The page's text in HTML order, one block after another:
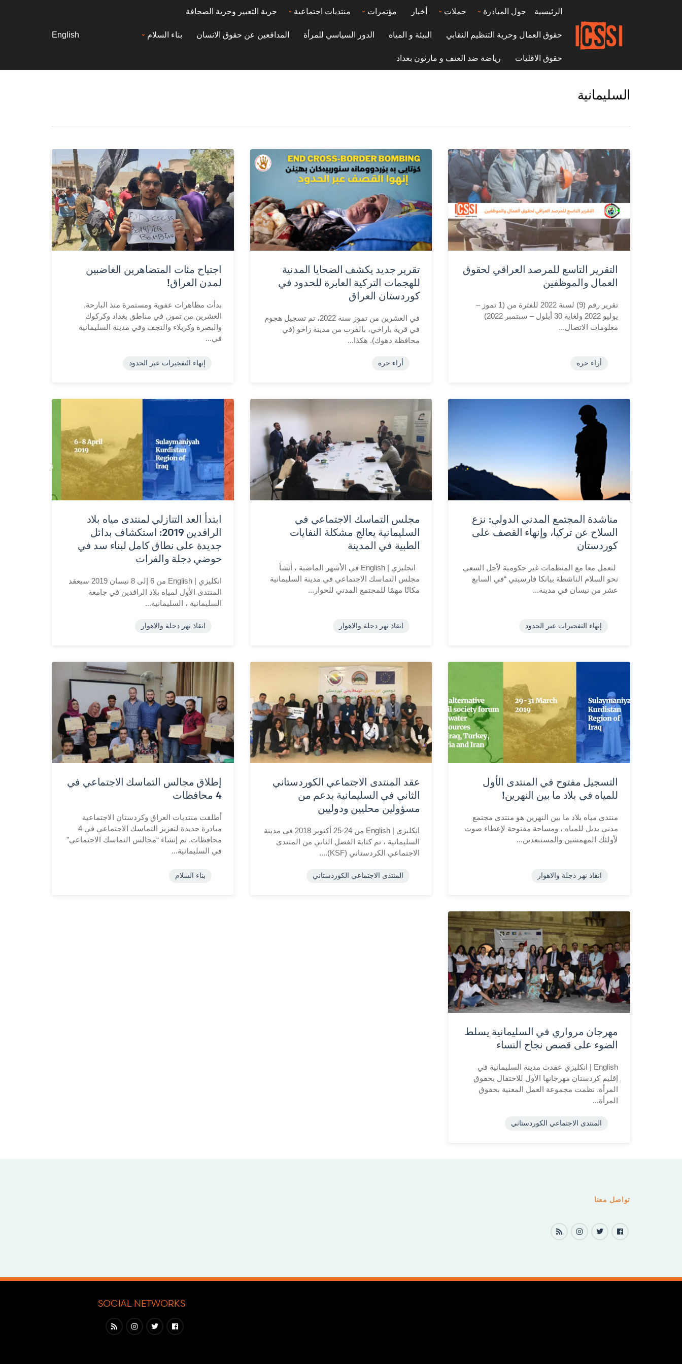
الرئيسية حول المبادرة حملات أخبار مؤتمرات منتديات اجتماعية حرية التعبير وحرية الصحافة
حقوق العمال وحرية التنظيم النقابي البيئة و المياه الدور السياسي للمرأة المدافعين عن حقوق الانسان بناء السلام
حقوق الاقليات رياضة ضد العنف و مارثون بغداد
English
السليمانية
التقرير التاسع للمرصد العراقي لحقوق
العمال والموظفين
تقرير رقم (9) لسنة 2022 للفترة من (1 تموز –
يوليو 2022 ولغاية 30 أيلول – سبتمبر 2022)
معلومات الاتصال...
أراء حرة
تقرير جديد يكشف الضحايا المدنية
للهجمات التركية العابرة للحدود في
كوردستان العراق
في العشرين من تموز سنة 2022، تم تسجيل هجوم
في قرية باراخي، بالقرب من مدينة زاخو (في
محافظة دهوك). هكذا...
أراء حرة
اجتياح مئات المتضاهرين الغاضبين
لمدن العراق!
بدأت مظاهرات عفوية ومستمرة منذ البارحة,
العشرين من تموز, في مناطق بغداد وكركوك
والبصرة وكربلاء والنجف وفي مدينة السليمانية
في...
إنهاء التفجيرات عبر الحدود
مناشدة المجتمع المدني الدولي: نزع
السلاح عن تركيا، وإنهاء القصف على
كوردستان
لنعمل معا مع المنظمات غير حكومية لأجل السعي
نحو السلام الناشطة بيانكا فارسيتي “في السابع
عشر من نيسان في مدينة...
إنهاء التفجيرات عبر الحدود
مجلس التماسك الاجتماعي في
السليمانية يعالج مشكلة النفايات
الطبية في المدينة
انجليزي | English في الأشهر الماضية ، أنشأ
مجلس التماسك الاجتماعي في مدينة السليمانية
مكانًا مهمًا للمجتمع المدني للحوار...
انقاذ نهر دجلة والاهوار
ابتدأ العد التنازلي لمنتدى مياه بلاد
الرافدين 2019: استكشاف بدائل
جديدة على نطاق كامل لبناء سد في
حوضي دجلة والفرات
انكليزي | English من 6 إلى 8 نيسان 2019 سيعقد
المنتدى الأول لمياه بلاد الرافدين في جامعة
السليمانية ، السليمانية...
انقاذ نهر دجلة والاهوار
التسجيل مفتوح في المنتدى الأول
للمياه في بلاد ما بين النهرين!
منتدى مياه بلاد ما بين النهرين هو منتدى مجتمع
مدني بديل للمياه ، ومساحة مفتوحة لإعطاء صوت
لأولئك المهمشين والمستبعدين...
انقاذ نهر دجلة والاهوار
عقد المنتدى الاجتماعي الكوردستاني
الثاني في السليمانية بدعم من
مسؤولين محليين ودوليين
انكليزي | English من 24-25 أكتوبر 2018 في مدينة
السليمانية ، تم كتابة الفصل الثاني من المنتدى
الاجتماعي الكردستاني (KSF)....
المنتدى الاجتماعي الكوردستاني
إطلاق مجالس التماسك الاجتماعي في
4 محافظات
أطلقت منتديات العراق وكردستان الاجتماعية
مبادرة جديدة لتعزيز التماسك الاجتماعي في 4
محافظات. تم إنشاء “مجالس التماسك الاجتماعي”
في السليمانية...
بناء السلام
مهرجان مرواري في السليمانية يسلط
الضوء على قصص نجاح النساء
English | انكليزي عقدت مدينة السليمانية في
إقليم كردستان مهرجانها الأول للاحتفال بحقوق
المرأة. نظمت مجموعة العمل المعنية بحقوق
المرأة...
المنتدى الاجتماعي الكوردستاني
تواصل معنا
SOCIAL NETWORKS